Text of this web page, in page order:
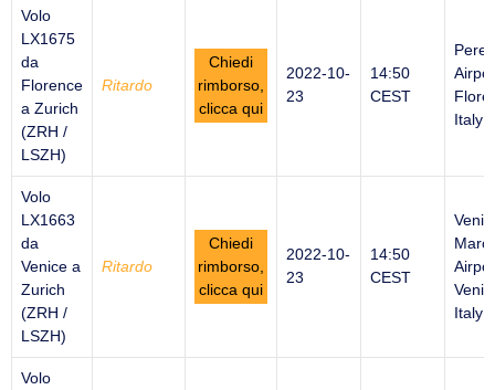
Volo
LX1675
da
Florence
a Zurich
(ZRH /
LSZH)
Ritardo
Chiedi
rimborso,
clicca qui
2022-10-
23
14:50
CEST
Italy
Volo
LX1663
da
Venice a
Zurich
(ZRH /
LSZH)
Ritardo
Chiedi
rimborso,
clicca qui
2022-10-
23
14:50
CEST
Italy
Volo